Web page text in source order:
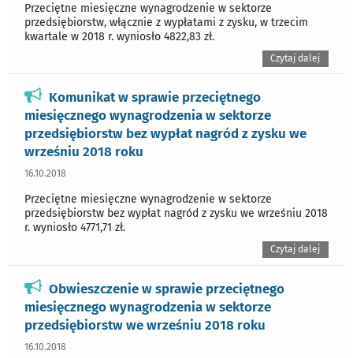
Przeciętne miesięczne wynagrodzenie w sektorze
przedsiębiorstw, włącznie z wypłatami z zysku, w trzecim
kwartale w 2018 r. wyniosło 4822,83 zł.
Czytaj dalej
Komunikat w sprawie przeciętnego
miesięcznego wynagrodzenia w sektorze
przedsiębiorstw bez wypłat nagród z zysku we
wrześniu 2018 roku
16.10.2018
Przeciętne miesięczne wynagrodzenie w sektorze
przedsiębiorstw bez wypłat nagród z zysku we wrześniu 2018
r. wyniosło 4771,71 zł.
Czytaj dalej
Obwieszczenie w sprawie przeciętnego
miesięcznego wynagrodzenia w sektorze
przedsiębiorstw we wrześniu 2018 roku
16.10.2018